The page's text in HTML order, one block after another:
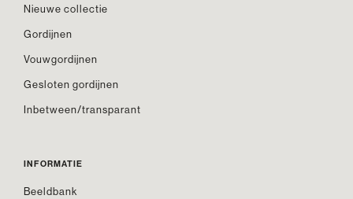
Nieuwe collectie
Gordijnen
Vouwgordijnen
Gesloten gordijnen
Inbetween/transparant
INFORMATIE
Beeldbank